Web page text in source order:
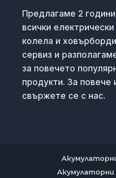
Предлагаме 2 години
всички
колела и
сервиз и
за повечето
продукти. За
свържете се с нас.
Акумулаторни